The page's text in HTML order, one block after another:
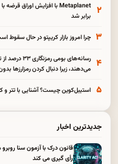
۲ برابر شد
۳ چرا امروز بازار کریپتو در حال سقوط است؟
۴ می‌دهند، زیرا دنبال کردن رمزارزها
۵ استیبل‌کوین چیست؟ آشنایی با تتر و
جدیدترین اخبار
رأی گیری می کند